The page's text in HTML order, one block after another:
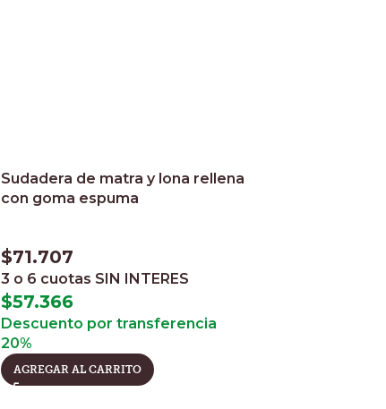
Sudadera de matra y lona rellena
con goma espuma
$71.707
3 o 6 cuotas SIN INTERES
$57.366
Descuento por transferencia
20%
AGREGAR AL CARRITO